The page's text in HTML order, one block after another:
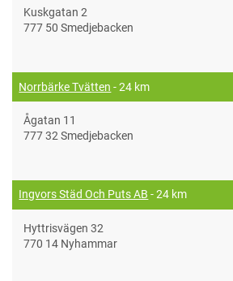
Kuskgatan 2
777 50 Smedjebacken
Norrbärke Tvätten - 24 km
Ågatan 11
777 32 Smedjebacken
Ingvors Städ Och Puts AB - 24 km
Hyttrisvägen 32
770 14 Nyhammar